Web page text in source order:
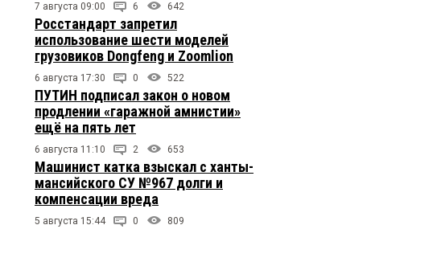
7 августа 09:00 6 642
Росстандарт запретил
использование шести моделей
грузовиков Dongfeng и Zoomlion
6 августа 17:30 0 522
ПУТИН подписал закон о новом
продлении «гаражной амнистии»
ещё на пять лет
6 августа 11:10 2 653
Машинист катка взыскал с ханты-
мансийского СУ №967 долги и
компенсации вреда
5 августа 15:44 0 809